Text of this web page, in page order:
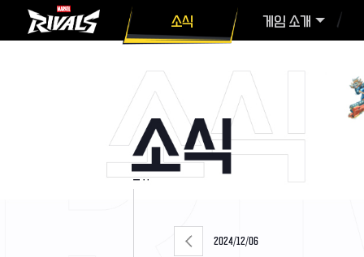
소식 게임 소개
2024/12/06